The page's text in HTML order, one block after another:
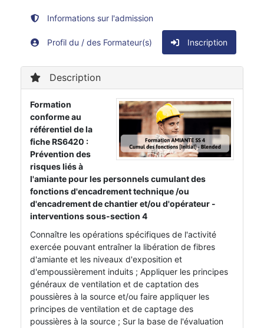
Informations sur l'admission
Profil du / des Formateur(s) Inscription
Description
Formation
conforme au
référentiel de la
fiche RS6420 :
Prévention des
risques liés à
l'amiante pour les personnels cumulant des
fonctions d'encadrement technique /ou
d'encadrement de chantier et/ou d'opérateur -
interventions sous-section 4
Connaître les opérations spécifiques de l'activité
exercée pouvant entraîner la libération de fibres
d'amiante et les niveaux d'exposition et
d'empoussièrement induits ; Appliquer les principes
généraux de ventilation et de captation des
poussières à la source et/ou faire appliquer les
principes de ventilation et de captage des
poussières à la source ; Sur la base de l'évaluation